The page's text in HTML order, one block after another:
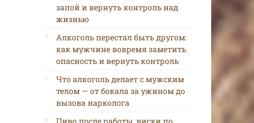
запой и вернуть контроль над
жизнью
Алкоголь перестал быть другом:
как мужчине вовремя заметить
опасность и вернуть контроль
Что алкоголь делает с мужским
телом — от бокала за ужином до
вызова нарколога
Пиво после работы, виски по